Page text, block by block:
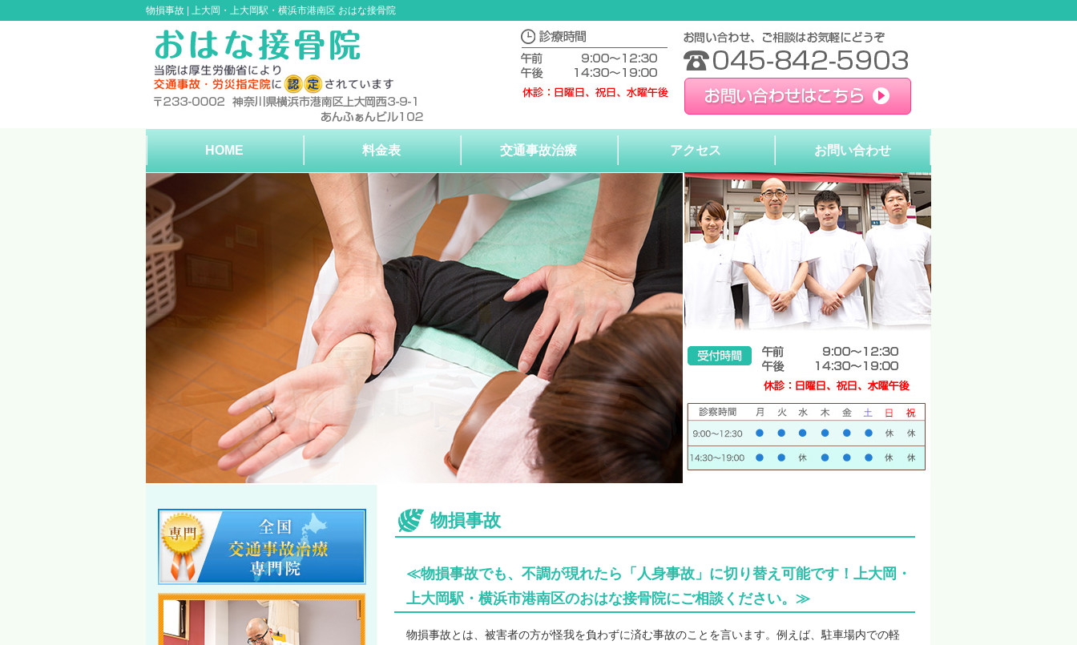
物損事故 | 上大岡・上大岡駅・横浜市港南区 おはな接骨院
HOME 料金表 交通事故治療 アクセス お問い合わせ
物損事故
≪物損事故でも、不調が現れたら「人身事故」に切り替え可能です！上大岡・
上大岡駅・横浜市港南区のおはな接骨院にご相談ください。≫
物損事故とは、被害者の方が怪我を負わずに済む事故のことを言います。例えば、駐車場内での軽